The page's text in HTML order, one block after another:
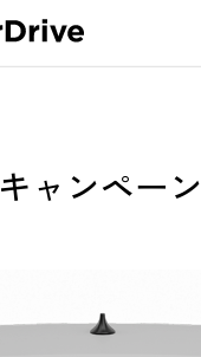
キャンペーン